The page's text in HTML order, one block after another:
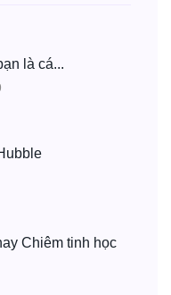
là cá...
Chiêm tinh học